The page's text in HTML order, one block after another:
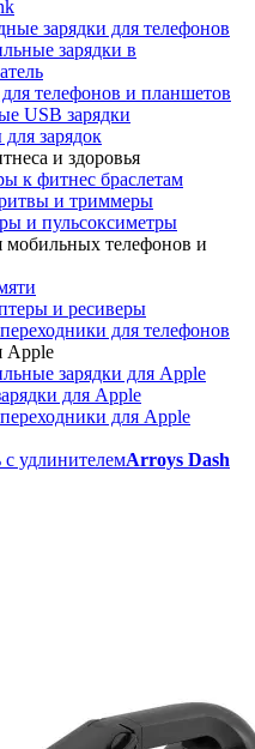
зарядки для телефонов
зарядки в
телефонов и планшетов
USB зарядки
зарядок
и здоровья
к фитнес браслетам
и триммеры
и пульсоксиметры
мобильных телефонов и
и ресиверы
для телефонов
Apple
зарядки для Apple
для Apple
для Apple
удлинителемArroys Dash